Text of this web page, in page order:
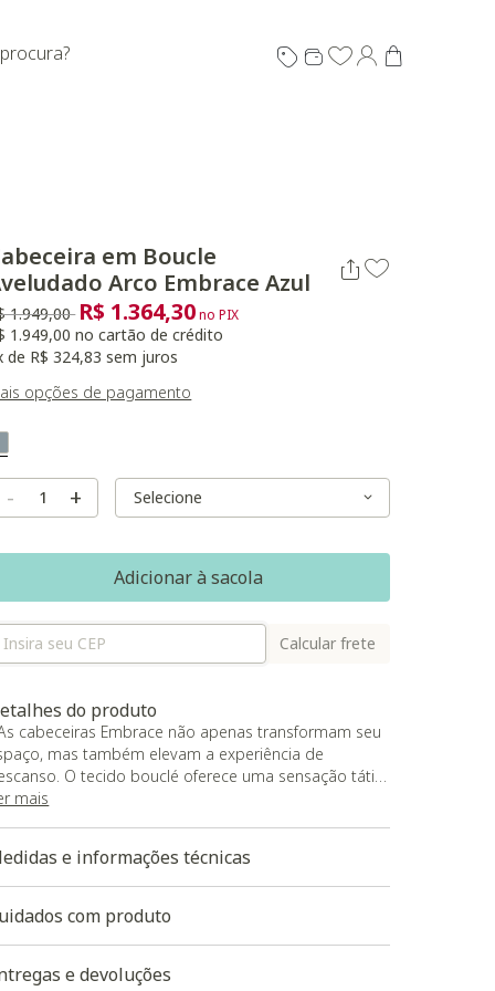
em Boucle
Arco Embrace Azul
reduzido de
1.949,00 para
R$ 1.364,30no PIX
1.949,00 no cartão de crédito
de R$ 324,83 sem juros
opções de pagamento
- + Variant Size
Variant Size
Adicionar à sacola
Calcular frete
do produto
cabeceiras Embrace não apenas transformam seu
mas também elevam a experiência de
O tecido bouclé oferece uma sensação tátil
proporcionando conforto visual e uma
personalizando sua cabeceira de acordo
o seu gosto e preferência
total da cabeceira é 170cm e a largura interna
encaixe da cama é 88cm
do fornecedor de 90 dias contra defeitos de
mais
e informações técnicas
com produto
e devoluções